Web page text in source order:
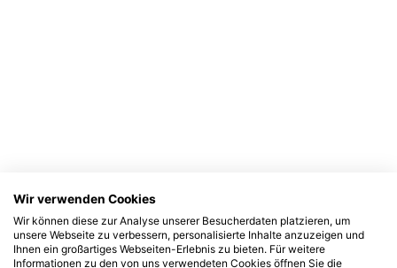
Wir verwenden Cookies
Wir können diese zur Analyse unserer Besucherdaten platzieren, um
unsere Webseite zu verbessern, personalisierte Inhalte anzuzeigen und
Ihnen ein großartiges Webseiten-Erlebnis zu bieten. Für weitere
Informationen zu den von uns verwendeten Cookies öffnen Sie die